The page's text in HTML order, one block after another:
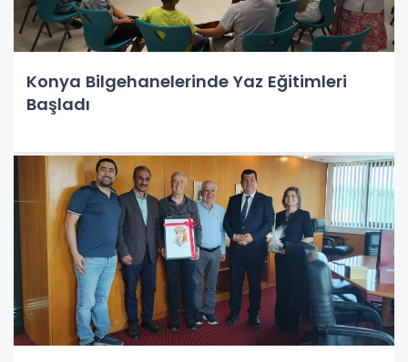
Konya Bilgehanelerinde Yaz Eğitimleri
Başladı